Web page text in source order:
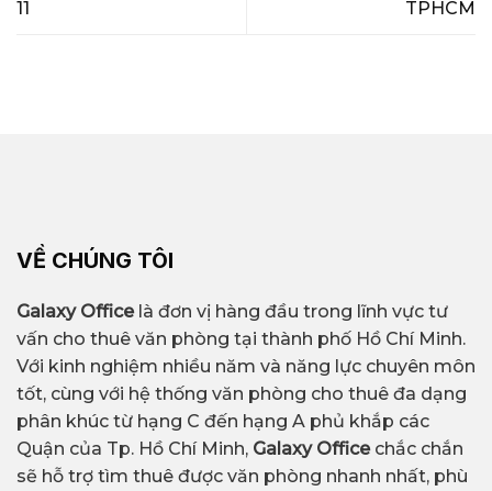
11 TPHCM
VỀ CHÚNG TÔI
Galaxy Officelà đơn vị hàng đầu trong lĩnh vực tư
vấn cho thuê văn phòng tại thành phố Hồ Chí Minh.
Với kinh nghiệm nhiều năm và năng lực chuyên môn
tốt, cùng với hệ thống văn phòng cho thuê đa dạng
phân khúc từ hạng C đến hạng A phủ khắp các
Quận của Tp. Hồ Chí Minh, Galaxy Office chắc chắn
sẽ hỗ trợ tìm thuê được văn phòng nhanh nhất, phù